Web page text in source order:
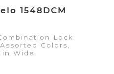
1548DCM
Lock
Colors,
in Wide